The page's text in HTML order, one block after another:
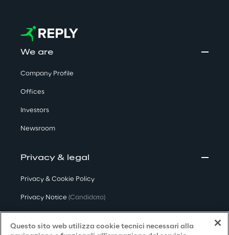
We are
Company Profile
Offices
Investors
Newsroom
Privacy & legal
Privacy & Cookie Policy
Privacy Notice (Candidato)
Questo sito web utilizza cookie tecnici necessari alla